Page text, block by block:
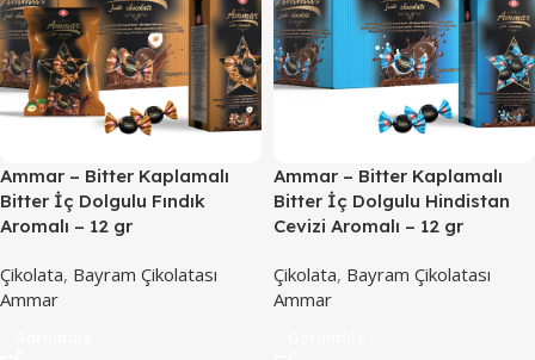
Ammar – Bitter Kaplamalı
Bitter İç Dolgulu Fındık
Aromalı – 12 gr
Çikolata, Bayram Çikolatası
Ammar
Ammar – Bitter Kaplamalı
Bitter İç Dolgulu Hindistan
Cevizi Aromalı – 12 gr
Çikolata, Bayram Çikolatası
Ammar